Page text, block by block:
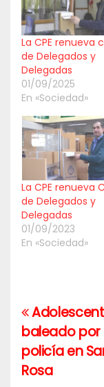
La CPE renueva
de Delegados y
Delegadas
01/09/2025
En «Sociedad»
La CPE renueva
de Delegados y
Delegadas
01/09/2023
En «Sociedad»
de
entradas
baleado por
policía en
Rosa